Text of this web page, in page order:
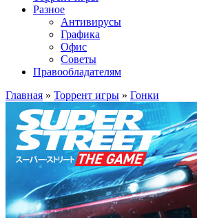
Разное
Антивирусы
Графика
Офис
Советы
Правообладателям
Главная » Торрент игры » Гонки